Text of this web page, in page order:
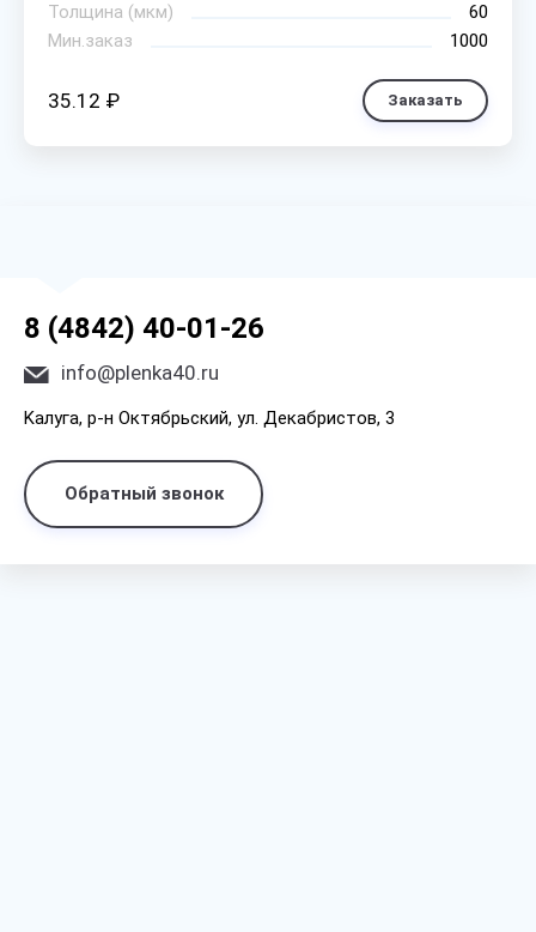
Толщина (мкм)
60
Мин.заказ
1000
35.12 ₽ Заказать
8 (4842) 40-01-26
info@plenka40.ru
Kaлyгa, p-н Oктябpьcкий, yл. Дeкaбpиcтoв, 3
Обратный звонок